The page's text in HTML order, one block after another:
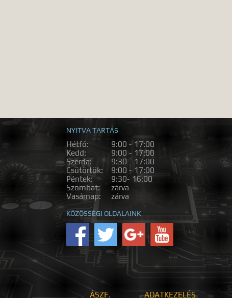
NYITVA TARTÁS
Hétfő:
9:00 - 17:00
Kedd:
9:00 - 17:00
Szerda:
9:30 - 17:00
Csütörtök:
9:00 - 17:00
Péntek:
9:30- 16:00
Szombat:
zárva
Vasárnap:
zárva
KÖZÖSSÉGI OLDALAINK
ÁSZF. ADATKEZELÉS